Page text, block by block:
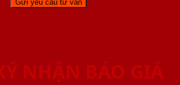
NHẬN BÁO GIÁ